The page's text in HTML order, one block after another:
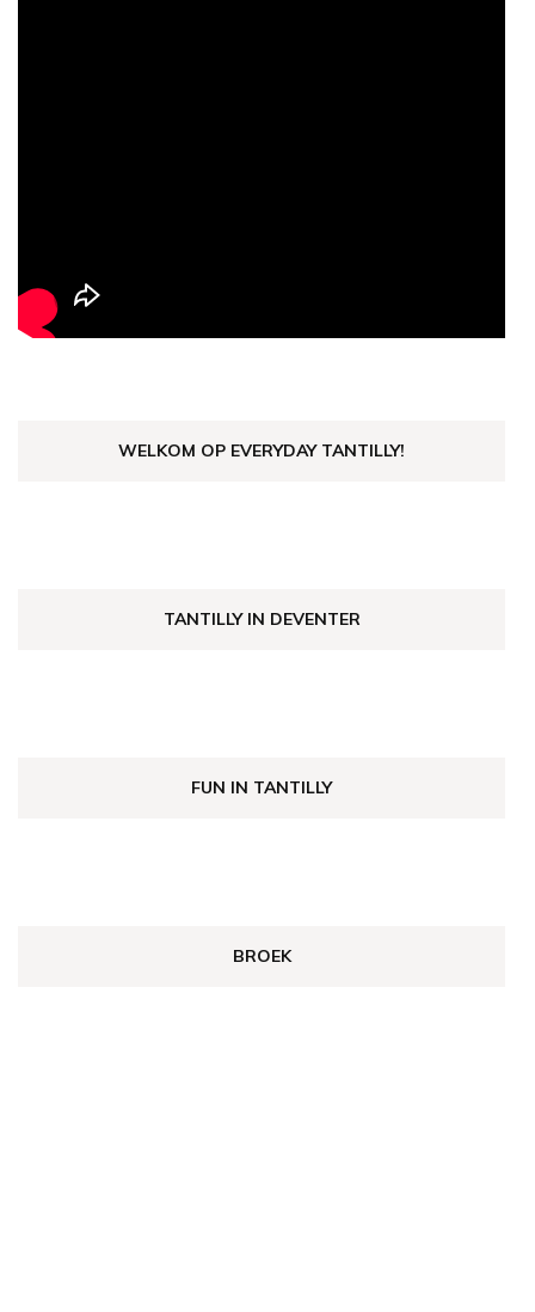
WELKOM OP EVERYDAY TANTILLY!
TANTILLY IN DEVENTER
FUN IN TANTILLY
BROEK